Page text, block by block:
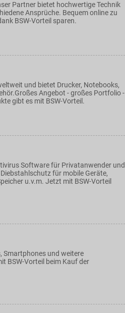
Partner bietet hochwertige Technik
Ansprüche. Bequem online zu
BSW-Vorteil sparen.
und bietet Drucker, Notebooks,
Angebot - großes Portfolio -
gibt es mit BSW-Vorteil.
Software für Privatanwender und
für mobile Geräte,
u.v.m. Jetzt mit BSW-Vorteil
Smartphones und weitere
BSW-Vorteil beim Kauf der